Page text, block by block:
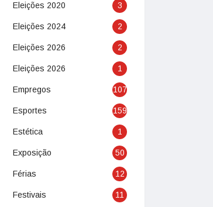
Eleições 2020 3
Eleições 2024 2
Eleições 2026 2
Eleições 2026 1
Empregos 107
Esportes 159
Estética 1
Exposição 50
Férias 12
Festivais 11